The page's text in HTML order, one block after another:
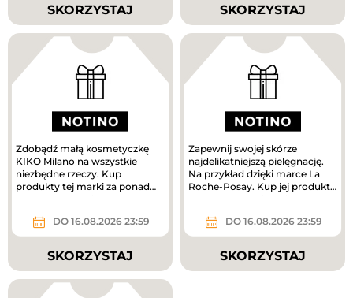
SKORZYSTAJ SKORZYSTAJ
Zdobądź małą kosmetyczkę
KIKO Milano na wszystkie
niezbędne rzeczy. Kup
produkty tej marki za ponad
160 zł, a prezent jest Twój.
DO 16.08.2026 23:59
SKORZYSTAJ
Zapewnij swojej skórze
najdelikatniejszą pielęgnację.
Na przykład dzięki marce La
Roche-Posay. Kup jej produkty
za ponad 180 zł i odbierz...
DO 16.08.2026 23:59
SKORZYSTAJ